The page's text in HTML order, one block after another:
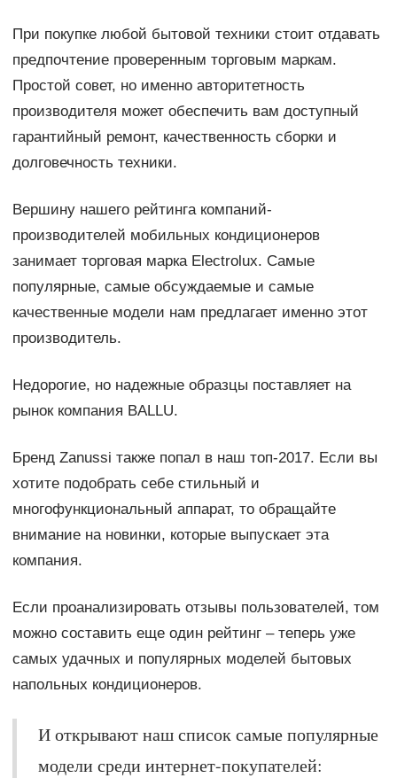
При покупке любой бытовой техники стоит отдавать
предпочтение проверенным торговым маркам.
Простой совет, но именно авторитетность
производителя может обеспечить вам доступный
гарантийный ремонт, качественность сборки и
долговечность техники.
Вершину нашего рейтинга компаний-
производителей мобильных кондиционеров
занимает торговая марка Electrolux. Самые
популярные, самые обсуждаемые и самые
качественные модели нам предлагает именно этот
производитель.
Недорогие, но надежные образцы поставляет на
рынок компания BALLU.
Бренд Zanussi также попал в наш топ-2017. Если вы
хотите подобрать себе стильный и
многофункциональный аппарат, то обращайте
внимание на новинки, которые выпускает эта
компания.
Если проанализировать отзывы пользователей, том
можно составить еще один рейтинг – теперь уже
самых удачных и популярных моделей бытовых
напольных кондиционеров.
И открывают наш список самые популярные
модели среди интернет-покупателей: